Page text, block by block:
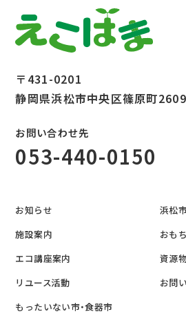
〒431-0201
静岡県浜松市中央区篠原町
お問い合わせ先
053-440-0150
お知らせ
施設案内
エコ講座案内
リユース活動
もったいない市・食器市
浜松
おも
資源
お問